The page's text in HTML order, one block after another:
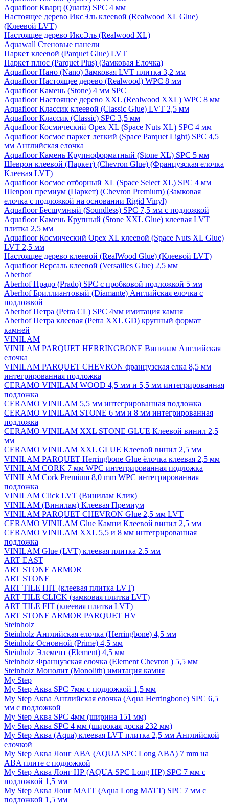
Aquafloor Кварц (Quartz) SPC 4 мм
Настоящее дерево ИксЭль клеевой (Realwood XL Glue)
(Клеевой LVT)
Настоящее дерево ИксЭль (Realwood XL)
Aquawall Стеновые панели
Паркет клеевой (Parquet Glue) LVT
Паркет плюс (Parquet Plus) (Замковая Елочка)
Aquafloor Нано (Nano) Замковая LVT плитка 3,2 мм
Aquafloor Настоящее дерево (Realwood) WPC 8 мм
Aquafloor Камень (Stone) 4 мм SPC
Aquafloor Настоящее дерево XXL (Realwood XXL) WPC 8 мм
Aquafloor Классик клеевой (Classic Glue) LVT 2,5 мм
Aquafloor Классик (Classic) SPC 3,5 мм
Aquafloor Космический Орех XL (Space Nuts XL) SPC 4 мм
Aquafloor Космос паркет легкий (Space Parquet Light) SPC 4,5
мм Английская елочка
Aquafloor Камень Крупноформатный (Stone XL) SPC 5 мм
Шеврон клеевой (Паркет) (Chevron Glue) (Французская елочка
Клеевая LVT)
Aquafloor Космос отборный XL (Space Select XL) SPC 4 мм
Шеврон премиум (Паркет) (Chevron Premium) (Замковая
елочка с подложкой на основании Rigid Vinyl)
Aquafloor Бесшумный (Soundless) SPC 7,5 мм с подложкой
Aquafloor Камень Крупный (Stone XXL Glue) клеевая LVT
плитка 2,5 мм
Aquafloor Космический Орех XL клеевой (Space Nuts XL Glue)
LVT 2,5 мм
Настоящее дерево клеевой (RealWood Glue) (Клеевой LVT)
Aquafloor Версаль клеевой (Versailles Glue) 2,5 мм
Aberhof
Aberhof Прадо (Prado) SPC с пробковой подложкой 5 мм
Aberhof Бриллиантовый (Diamante) Английская елочка с
подложкой
Aberhof Петра (Petra CL) SPC 4мм имитация камня
Aberhof Петра клеевая (Petra XXL GD) крупный формат
камней
VINILAM
VINILAM PARQUET HERRINGBONE Винилам Английская
елочка
VINILAM PARQUET CHEVRON французская елка 8,5 мм
интегрированная подложка
CERAMO VINILAM WOOD 4,5 мм и 5,5 мм интегрированная
подложка
CERAMO VINILAM 5,5 мм интегрированная подложка
CERAMO VINILAM STONE 6 мм и 8 мм интегрированная
подложка
CERAMO VINILAM XXL STONE GLUE Клеевой винил 2,5
мм
CERAMO VINILAM XXL GLUE Клеевой винил 2,5 мм
VINILAM PARQUET Herringbone Glue ёлочка клеевая 2,5 мм
VINILAM CORK 7 мм WPC интегрированная подложка
VINILAM Cork Premium 8,0 mm WPC интегрированная
подложка
VINILAM Click LVT (Винилам Клик)
VINILAM (Винилам) Клеевая Премиум
VINILAM PARQUET CHEVRON Glue 2,5 мм LVT
CERAMO VINILAM Glue Камни Клеевой винил 2,5 мм
CERAMO VINILAM XXL 5,5 и 8 мм интегрированная
подложка
VINILAM Glue (LVT) клеевая плитка 2.5 мм
ART EAST
ART STONE ARMOR
ART STONE
ART TILE HIT (клеевая плитка LVT)
ART TILE CLICK (замковая плитка LVT)
ART TILE FIT (клеевая плитка LVT)
ART STONE ARMOR PARQUET HV
Steinholz
Steinholz Английская елочка (Herringbone) 4,5 мм
Steinholz Основной (Prime) 4,5 мм
Steinholz Элемент (Element) 4,5 мм
Steinholz Французская елочка (Element Chevron ) 5,5 мм
Steinholz Монолит (Monolith) имитация камня
My Step
My Step Аква SPC 7мм c подложкой 1,5 мм
My Step Аква Английская елочка (Aqua Herringbone) SPC 6,5
мм с подложкой
My Step Аква SPC 4мм (ширина 151 мм)
My Step Аква SPC 4 мм (широкая доска 232 мм)
My Step Аква (Aqua) клеевая LVT плитка 2,5 мм Английской
елочкой
My Step Аква Лонг АВА (AQUA SPC Long ABA) 7 mm на
ABA плите с подложкой
My Step Аква Лонг НР (AQUA SPC Long HP) SPC 7 мм с
подложкой 1,5 мм
My Step Аква Лонг MATT (Aqua Long MATT) SPC 7 мм с
подложкой 1,5 мм